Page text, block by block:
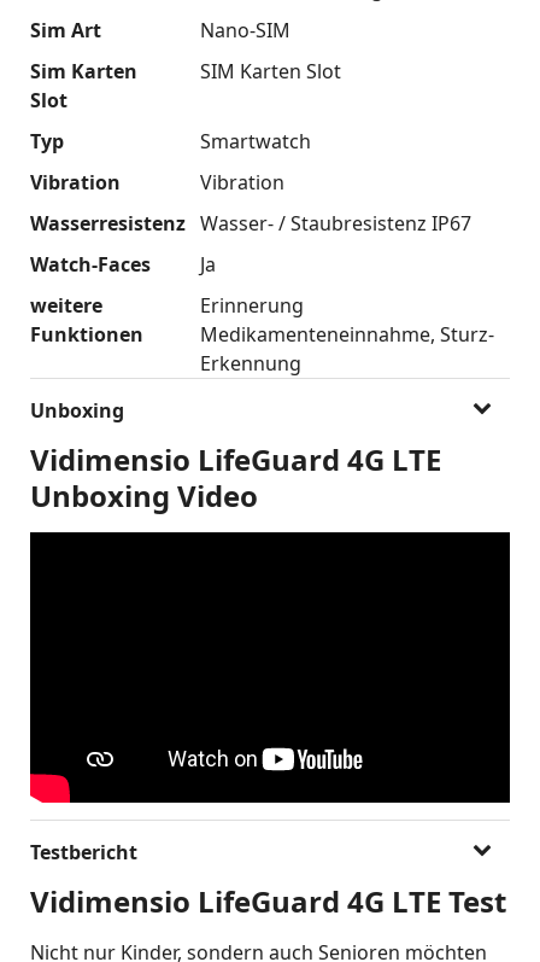
Sim Art
Nano-SIM
Sim Karten
Slot
SIM Karten Slot
Typ
Smartwatch
Vibration
Vibration
Wasserresistenz Wasser- / Staubresistenz IP67
Watch-Faces
Ja
weitere
Funktionen
Erinnerung
Medikamenteneinnahme Sturz-
Erkennung
Unboxing
Vidimensio LifeGuard 4G LTE
Unboxing Video
Testbericht
Vidimensio LifeGuard 4G LTE Test
Nicht nur Kinder, sondern auch Senioren möchten